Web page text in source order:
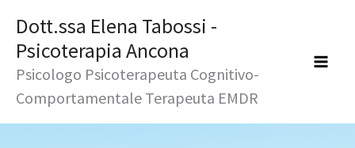
contenuto
Dott.ssa Elena Tabossi -
Psicoterapia Ancona
Psicologo Psicoterapeuta Cognitivo-
Comportamentale Terapeuta EMDR